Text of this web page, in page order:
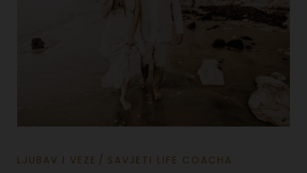
LJUBAV I VEZE SAVJETI LIFE COACHA